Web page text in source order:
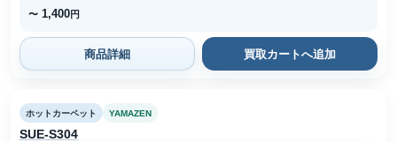
〜 1,400円
商品詳細 買取カートへ追加
ホットカーペット YAMAZEN
SUE-S304